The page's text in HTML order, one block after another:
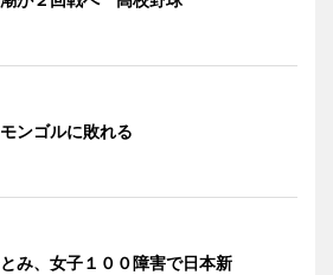
ンゴルに敗れる
み、女子１００障害で日本新